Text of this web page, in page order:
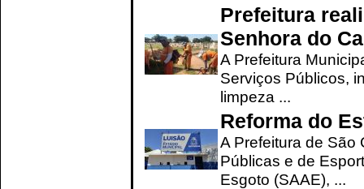
Prefeitura
Senhora do
A Prefeitura
Serviços Públicos,
limpeza ...
Reforma do
A Prefeitura de São
Públicas e de
Esgoto (SAAE), ...